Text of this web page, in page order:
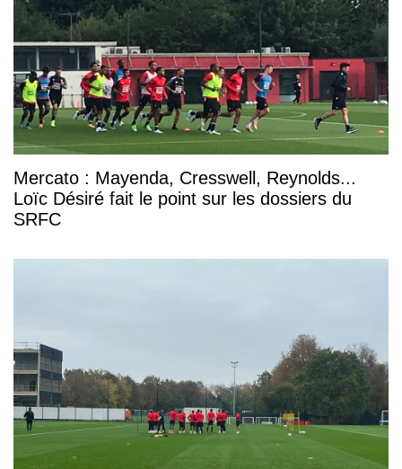
Mercato : Mayenda, Cresswell, Reynolds...
Loïc Désiré fait le point sur les dossiers du
SRFC